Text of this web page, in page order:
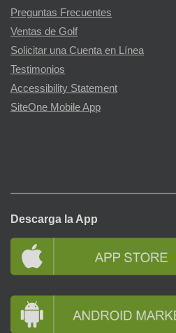
Preguntas Frecuentes
Ventas de Golf
Solicitar una Cuenta en Línea
Testimonios
Accessibility Statement
SiteOne Mobile App
Descarga la App